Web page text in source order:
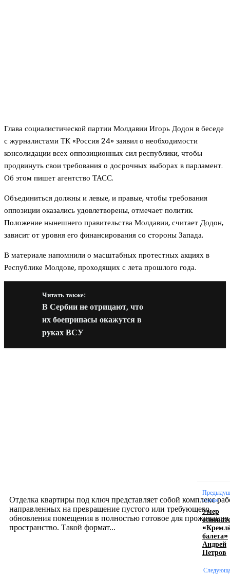
Глава социалистической партии Молдавии Игорь Додон в беседе
с журналистами ТК «Россия 24» заявил о необходимости
консолидации всех оппозиционных сил республики, чтобы
продвинуть свои требования о досрочных выборах в парламент.
Об этом пишет агентство ТАСС.
Объединиться должны и левые, и правые, чтобы требования
оппозиции оказались удовлетворены, отмечает политик.
Положение нынешнего правительства Молдавии, считает Додон,
зависит от уровня его финансирования со стороны Запада.
В материале напомнили о масштабных протестных акциях в
Республике Молдове, проходящих с лета прошлого года.
Читать также:
В Сербии не отрицают, что
их боеприпасы окажутся в
руках ВСУ
Отделка квартиры под ключ представляет собой комплекс
направленных на превращение пустого или требующего
обновления помещения в полностью готовое для проживания
пространство. Такой формат...
логотипом: эффективный инструмент бренда
статья
Умер
балета»
Андрей
Петров